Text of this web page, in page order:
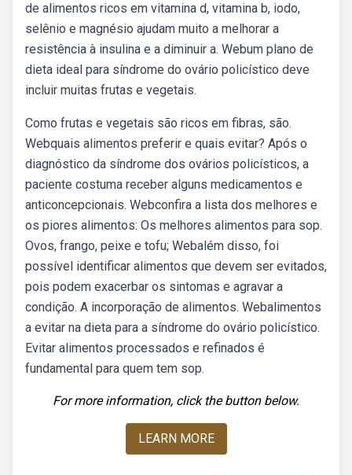
de alimentos ricos em vitamina d, vitamina b, iodo,
selênio e magnésio ajudam muito a melhorar a
resistência à insulina e a diminuir a. Webum plano de
dieta ideal para síndrome do ovário policístico deve
incluir muitas frutas e vegetais.
Como frutas e vegetais são ricos em fibras, são.
Webquais alimentos preferir e quais evitar? Após o
diagnóstico da síndrome dos ovários policísticos, a
paciente costuma receber alguns medicamentos e
anticoncepcionais. Webconfira a lista dos melhores e
os piores alimentos: Os melhores alimentos para sop.
Ovos, frango, peixe e tofu; Webalém disso, foi
possível identificar alimentos que devem ser evitados,
pois podem exacerbar os sintomas e agravar a
condição. A incorporação de alimentos. Webalimentos
a evitar na dieta para a síndrome do ovário policístico.
Evitar alimentos processados e refinados é
fundamental para quem tem sop.
For more information, click the button below.
LEARN MORE